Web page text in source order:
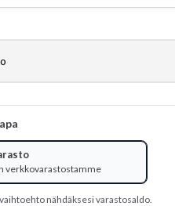
verkkovarastostamme
nähdäksesi varastosaldo.